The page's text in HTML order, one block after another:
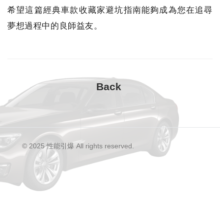
希望這篇經典車款收藏家避坑指南能夠成為您在追尋
夢想過程中的良師益友。
© 2025 性能引爆 All rights reserved.